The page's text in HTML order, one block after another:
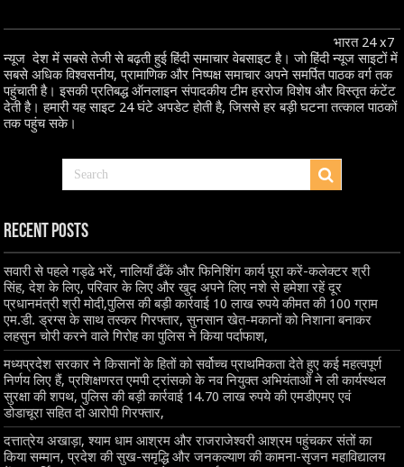
भारत 24 x7
न्यूज देश में सबसे तेजी से बढ़ती हुई हिंदी समाचार वेबसाइट है। जो हिंदी न्यूज साइटों में
सबसे अधिक विश्वसनीय, प्रामाणिक और निष्पक्ष समाचार अपने समर्पित पाठक वर्ग तक
पहुंचाती है। इसकी प्रतिबद्ध ऑनलाइन संपादकीय टीम हररोज विशेष और विस्तृत कंटेंट
देती है। हमारी यह साइट 24 घंटे अपडेट होती है, जिससे हर बड़ी घटना तत्काल पाठकों
तक पहुंच सके।
Recent Posts
सवारी से पहले गड्ढे भरें, नालियाँ ढँकें और फिनिशिंग कार्य पूरा करें-कलेक्टर श्री
सिंह, देश के लिए, परिवार के लिए और खुद अपने लिए नशे से हमेशा रहें दूर
प्रधानमंत्री श्री मोदी,पुलिस की बड़ी कार्रवाई 10 लाख रुपये कीमत की 100 ग्राम
एम.डी. ड्रग्स के साथ तस्कर गिरफ्तार, सुनसान खेत-मकानों को निशाना बनाकर
लहसुन चोरी करने वाले गिरोह का पुलिस ने किया पर्दाफाश,
मध्यप्रदेश सरकार ने किसानों के हितों को सर्वोच्च प्राथमिकता देते हुए कई महत्वपूर्ण
निर्णय लिए हैं, प्रशिक्षणरत एमपी ट्रांसको के नव नियुक्त अभियंताओं ने ली कार्यस्थल
सुरक्षा की शपथ, पुलिस की बड़ी कार्रवाई 14.70 लाख रुपये की एमडीएमए एवं
डोडाचूरा सहित दो आरोपी गिरफ्तार,
दत्तात्रेय अखाड़ा, श्याम धाम आश्रम और राजराजेश्वरी आश्रम पहुंचकर संतों का
किया सम्मान, प्रदेश की सुख-समृद्धि और जनकल्याण की कामना-सृजन महाविद्यालय